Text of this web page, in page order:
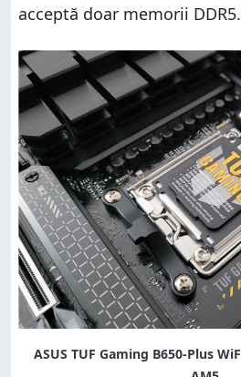
acceptă doar memorii DDR5.